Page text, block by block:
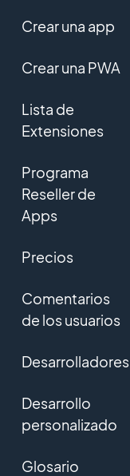
Crear una app
Crear una PWA
Lista de
Extensiones
Programa
Reseller de
Apps
Precios
Comentarios
de los usuarios
Desarrolladores
Desarrollo
personalizado
Glosario